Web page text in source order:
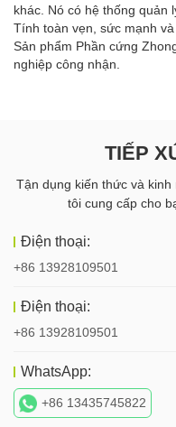
khác. Nó có hệ thống quản
Tính toàn vẹn, sức mạnh
Sản phẩm Phần cứng
nghiệp công nhận.
TIẾP
Tận dụng kiến ​​thức và
tôi cung cấp cho
Điện thoại:
+86 13928109501
Điện thoại:
+86 13928109501
WhatsApp:
+86 13435745822